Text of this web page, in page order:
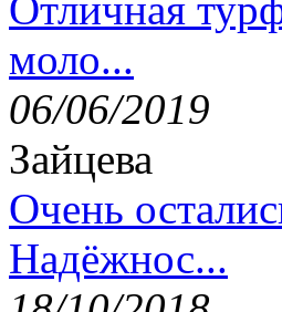
моло...
06/06/2019
Зайцева
Очень
Надёжнос...